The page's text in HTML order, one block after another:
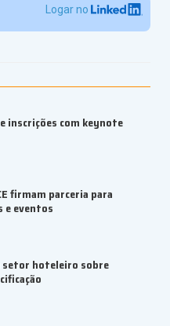
Logar no
inscrições com keynote
firmam parceria para
eventos
setor hoteleiro sobre